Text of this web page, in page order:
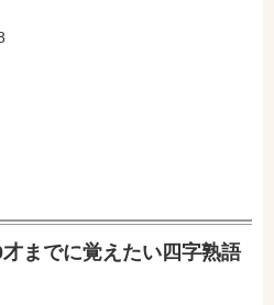
までに覚えたい四字熟語